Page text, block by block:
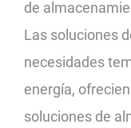
de
Las soluciones
necesidades
energía,
soluciones de